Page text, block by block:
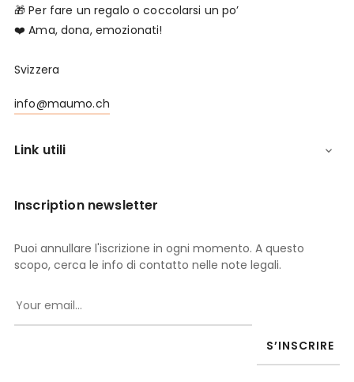
🎁 Per fare un regalo o coccolarsi un po’
❤️ Ama, dona, emozionati!
Svizzera
info@maumo.ch
Link utili 
Inscription newsletter
Puoi annullare l'iscrizione in ogni momento. A questo
scopo, cerca le info di contatto nelle note legali.
S’INSCRIRE